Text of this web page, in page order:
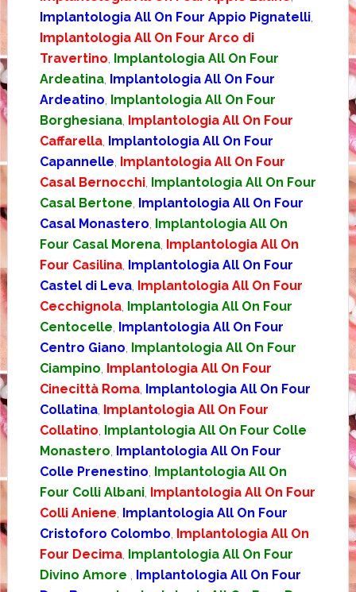
Implantologia All On Four Appio Pignatelli,
Implantologia All On Four Arco di
Travertino Implantologia All On Four
Ardeatina, Implantologia All On Four
Ardeatino Implantologia All On Four
Borghesiana, Implantologia All On Four
Caffarella, Implantologia All On Four
Capannelle Implantologia All On Four
Casal Bernocchi, Implantologia All On Four
Casal Bertone Implantologia All On Four
Casal Monastero Implantologia All On
Four Casal Morena, Implantologia All On
Four Casilina, Implantologia All On Four
Castel di Leva, Implantologia All On Four
Cecchignola, Implantologia All On Four
Centocelle Implantologia All On Four
Centro Giano Implantologia All On Four
Ciampino Implantologia All On Four
Cinecittà Roma, Implantologia All On Four
Collatina, Implantologia All On Four
Collatino Implantologia All On Four Colle
Monastero Implantologia All On Four
Colle Prenestino Implantologia All On
Four Colli Albani, Implantologia All On Four
Colli Aniene Implantologia All On Four
Cristoforo Colombo Implantologia All On
Four Decima, Implantologia All On Four
Divino Amore
Implantologia All On Four